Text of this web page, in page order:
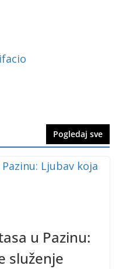
Pogledaj sve
u Pazinu:
služenje